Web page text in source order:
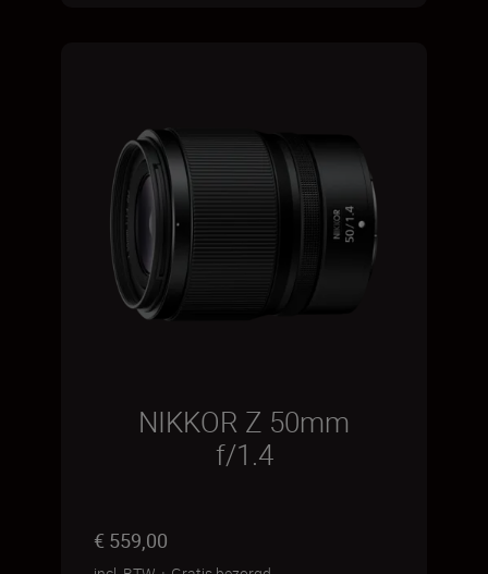
NIKKOR Z 50mm
f/1.4
€ 559,00